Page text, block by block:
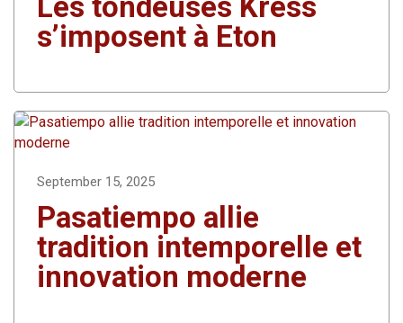
s’imposent à Eton
September 15, 2025
Pasatiempo allie
tradition intemporelle et
innovation moderne